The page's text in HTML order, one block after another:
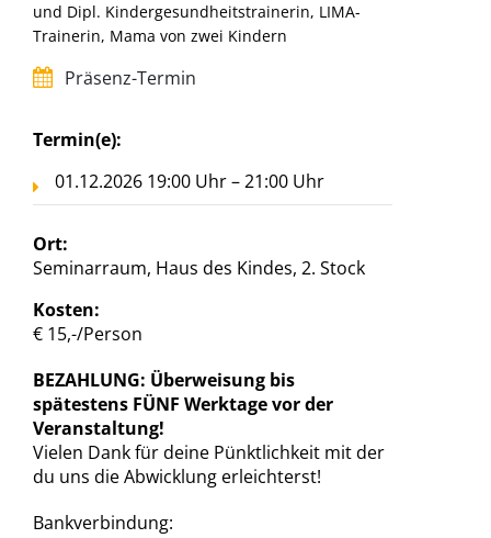
und Dipl. Kindergesundheitstrainerin, LIMA-
Trainerin, Mama von zwei Kindern
Präsenz-Termin
Termin(e):
01.12.2026 19:00 Uhr – 21:00 Uhr
Ort:
Seminarraum, Haus des Kindes, 2. Stock
Kosten:
€ 15,-/Person
BEZAHLUNG: Überweisung bis
spätestens FÜNF Werktage vor der
Veranstaltung!
Vielen Dank für deine Pünktlichkeit mit der
du uns die Abwicklung erleichterst!
Bankverbindung: